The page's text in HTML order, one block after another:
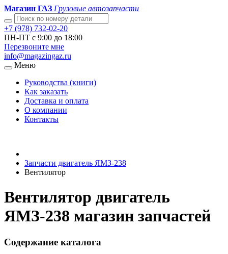
Магазин ГАЗ Грузовые автозапчасти
+7 (978) 732-02-20
ПН-ПТ с 9:00 до 18:00
Перезвоните мне
info@magazingaz.ru
Меню
Руководства (книги)
Как заказать
Доставка и оплата
О компании
Контакты
Запчасти двигатель ЯМЗ-238
Вентилятор
Вентилятор двигатель
ЯМЗ-238 магазин запчастей
Содержание каталога